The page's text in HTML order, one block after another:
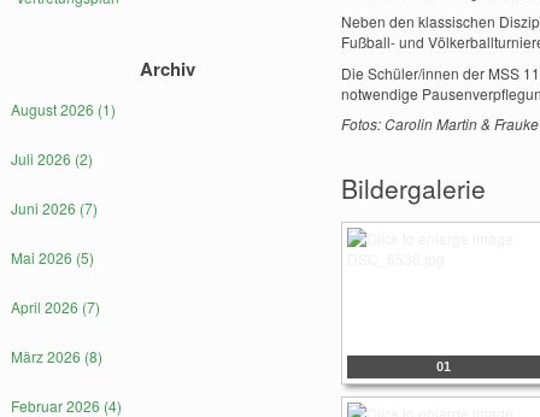
Neben den klassischen
Fußball- und
Die Schüler/innen der MSS
notwendige
Fotos: Carolin Martin &
Bildergalerie
01
Archiv
August 2026 (1)
Juli 2026 (2)
Juni 2026 (7)
Mai 2026 (5)
April 2026 (7)
März 2026 (8)
Februar 2026 (4)